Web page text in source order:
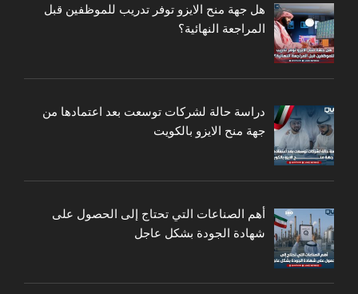
هل جهة منح الايزو توفر تدريب للموظفين قبل
المراجعة النهائية؟
دراسة حالة لشركات توسعت بعد اعتمادها من
جهة منح الايزو بالكويت
أهم الصناعات التي تحتاج إلى الحصول على
شهادة الجودة بشكل عاجل